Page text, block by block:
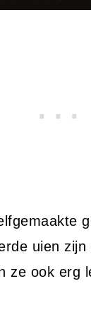
uien
ze ook erg